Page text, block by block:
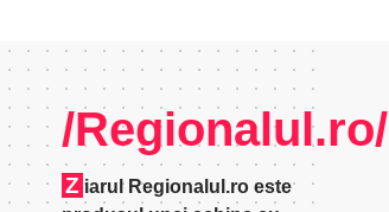
/Regionalul.ro/
Z iarul Regionalul.ro este